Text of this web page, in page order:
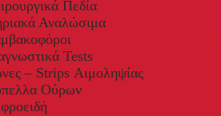
Πεδία
Αναλώσιμα
Tests
– Strips Αιμοληψίας
Ούρων